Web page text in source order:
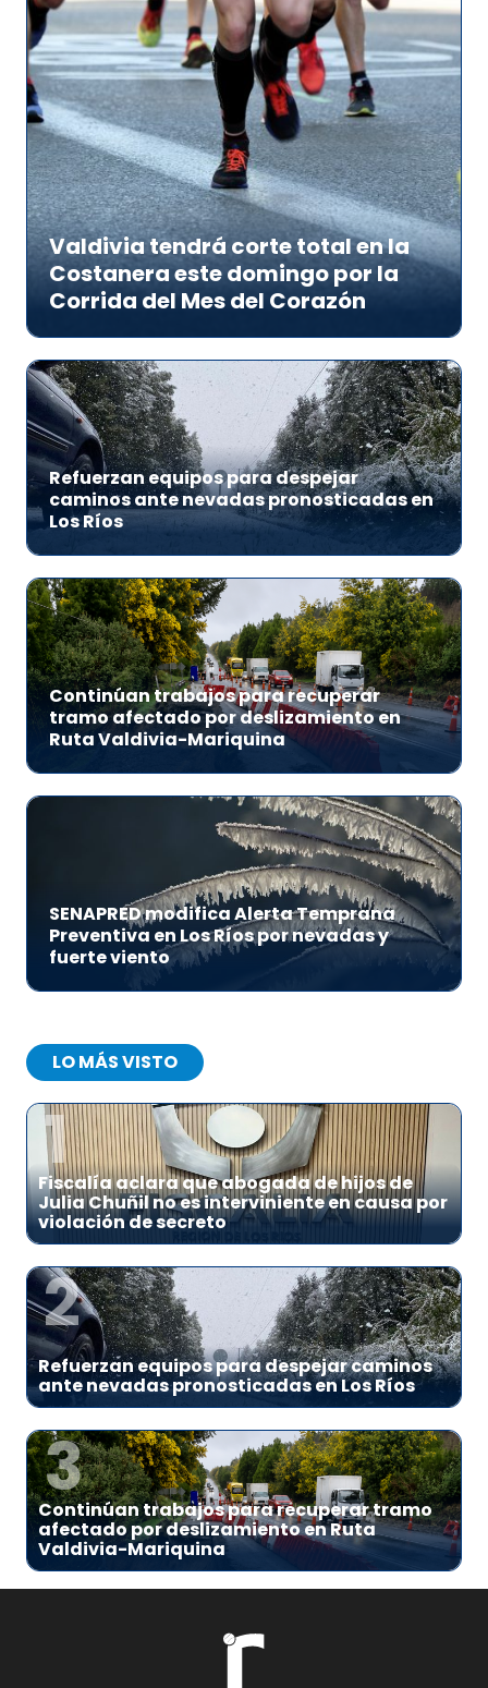
Valdivia tendrá corte total en la
Costanera este domingo por la
Corrida del Mes del Corazón
Refuerzan equipos para despejar
caminos ante nevadas pronosticadas en
Los Ríos
Continúan trabajos para recuperar
tramo afectado por deslizamiento en
Ruta Valdivia-Mariquina
SENAPRED modifica Alerta Temprana
Preventiva en Los Ríos por nevadas y
fuerte viento
LO MÁS VISTO
1
Fiscalía aclara que abogada de hijos de
Julia Chuñil no es interviniente en causa por
violación de secreto
2
Refuerzan equipos para despejar caminos
ante nevadas pronosticadas en Los Ríos
3
Continúan trabajos para recuperar tramo
afectado por deslizamiento en Ruta
Valdivia-Mariquina